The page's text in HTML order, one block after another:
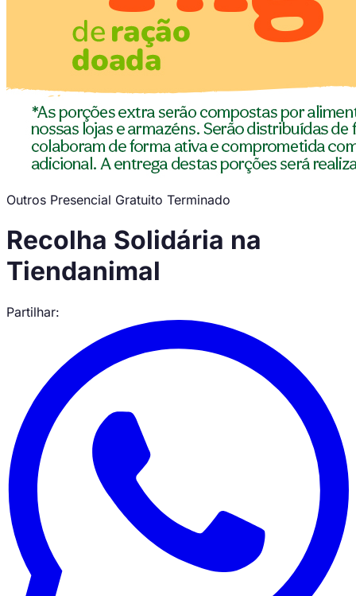
Outros Presencial Gratuito Terminado
Recolha Solidária na
Tiendanimal
Partilhar: